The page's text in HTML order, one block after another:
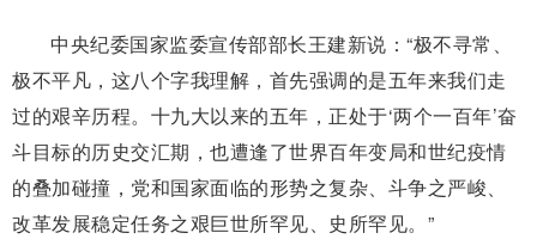
中央纪委国家监委宣传部部长王建新说：“极不寻常、
极不平凡，这八个字我理解，首先强调的是五年来我们走
过的艰辛历程。十九大以来的五年，正处于‘两个一百年’奋
斗目标的历史交汇期，也遭逢了世界百年变局和世纪疫情
的叠加碰撞，党和国家面临的形势之复杂、斗争之严峻、
改革发展稳定任务之艰巨世所罕见、史所罕见。”